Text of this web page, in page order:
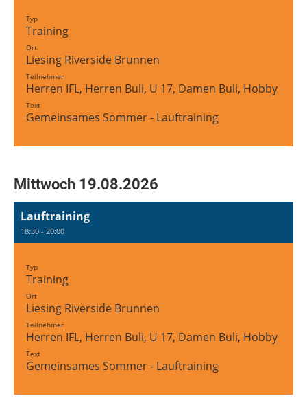
Typ
Training
Ort
Liesing Riverside Brunnen
Teilnehmer
Herren IFL, Herren Buli, U 17, Damen Buli, Hobby
Text
Gemeinsames Sommer - Lauftraining
Mittwoch 19.08.2026
Lauftraining
18:30 - 20:00
Typ
Training
Ort
Liesing Riverside Brunnen
Teilnehmer
Herren IFL, Herren Buli, U 17, Damen Buli, Hobby
Text
Gemeinsames Sommer - Lauftraining